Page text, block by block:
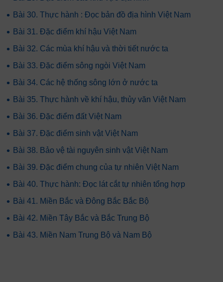
• Bài 30. Thực hành : Đọc bản đồ địa hình Việt Nam
• Bài 31. Đặc điểm khí hậu Việt Nam
• Bài 32. Các mùa khí hậu và thời tiết nước ta
• Bài 33. Đặc điểm sông ngòi Việt Nam
• Bài 34. Các hệ thống sông lớn ở nước ta
• Bài 35. Thực hành về khí hậu, thủy văn Việt Nam
• Bài 36. Đặc điểm đất Việt Nam
• Bài 37. Đặc điểm sinh vật Việt Nam
• Bài 38. Bảo vệ tài nguyên sinh vật Việt Nam
• Bài 39. Đặc điểm chung của tự nhiên Việt Nam
• Bài 40. Thực hành: Đọc lát cắt tự nhiên tổng hợp
• Bài 41. Miền Bắc và Đông Bắc Bắc Bộ
• Bài 42. Miền Tây Bắc và Bắc Trung Bộ
• Bài 43. Miền Nam Trung Bộ và Nam Bộ